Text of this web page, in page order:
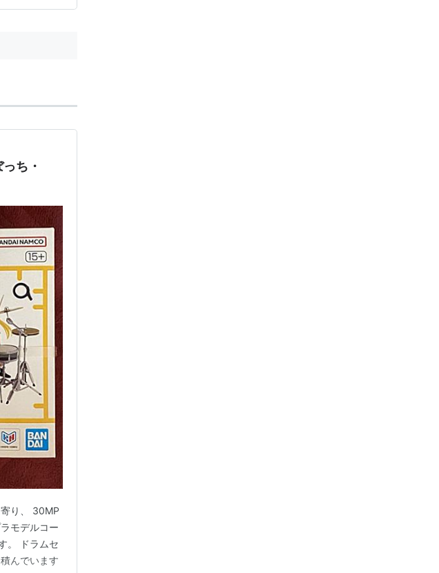
ち・
り、 30MP
モデルコー
。 ドラムセ
んでいます